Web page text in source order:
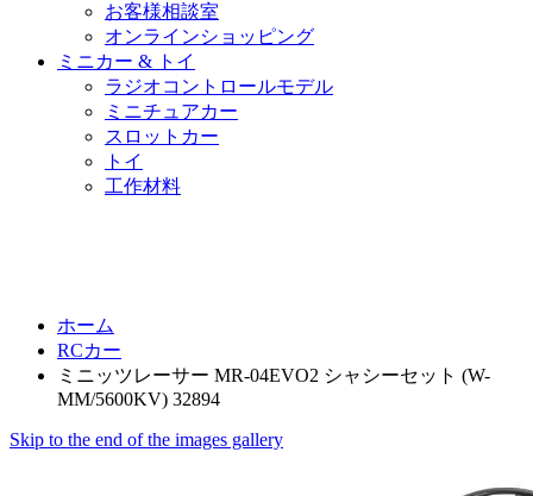
お客様相談室
オンラインショッピング
ミニカー & トイ
ラジオコントロールモデル
ミニチュアカー
スロットカー
トイ
工作材料
ホーム
RCカー
ミニッツレーサー MR-04EVO2 シャシーセット (W-
MM/5600KV) 32894
Skip to the end of the images gallery